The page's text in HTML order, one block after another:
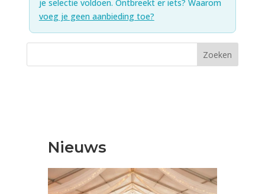
je selectie voldoen. Ontbreekt er iets? Waarom
voeg je geen aanbieding toe?
Zoeken
Nieuws